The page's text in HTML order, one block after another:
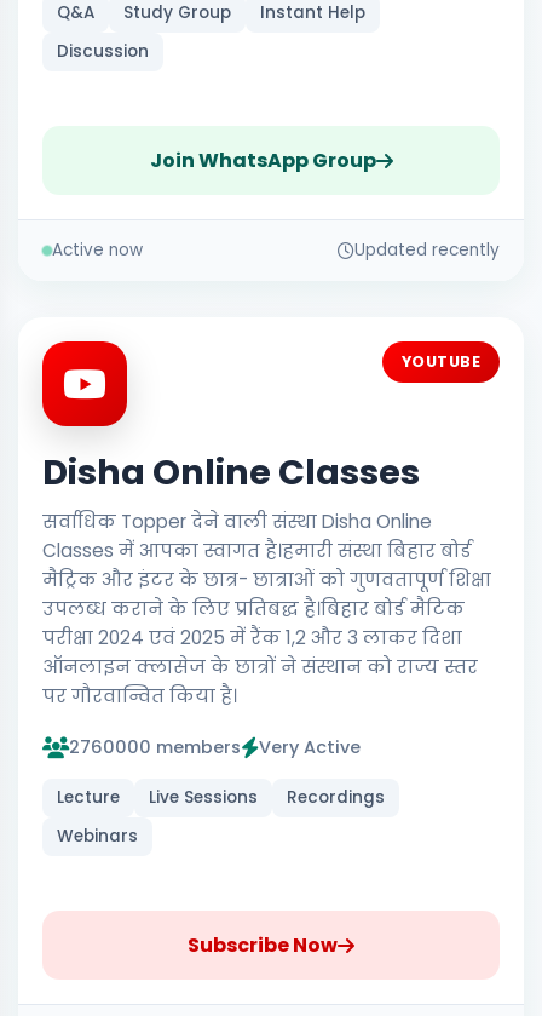
Q&A Study Group
Instant Help
Discussion
Join WhatsApp Group
Active now Updated recently
YOUTUBE
Disha Online Classes
सर्वाधिक Topper देने वाली संस्था Disha Online
Classes में आपका स्वागत है।हमारी संस्था बिहार बोर्ड
मैट्रिक और इंटर के छात्र- छात्राओं को गुणवतापूर्ण शिक्षा
उपलब्ध कराने के लिए प्रतिबद्ध है।बिहार बोर्ड मैटिक
परीक्षा 2024 एवं 2025 में रैंक 1,2 और 3 लाकर दिशा
ऑनलाइन क्लासेज के छात्रों ने संस्थान को राज्य स्तर
पर गौरवान्वित किया है।
2760000 members Very Active
Lecture Live Sessions
Recordings
Webinars
Subscribe Now